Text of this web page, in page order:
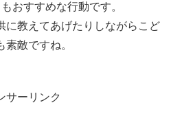
おすすめな行動です。
に教えてあげたりしながらこど
敵ですね。
サーリンク